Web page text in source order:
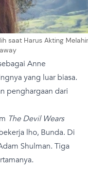
saat Harus Akting
Anne
yang luar biasa.
penghargaan dari
The Devil Wears
lho, Bunda. Di
Shulman. Tiga